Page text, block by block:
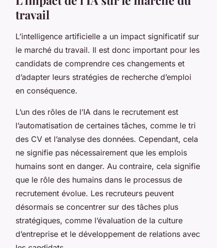
travail
L’intelligence artificielle a un impact significatif sur
le marché du travail. Il est donc important pour les
candidats de comprendre ces changements et
d’adapter leurs stratégies de recherche d’emploi
en conséquence.
L’un des rôles de l’IA dans le recrutement est
l’automatisation de certaines tâches, comme le tri
des CV et l’analyse des données. Cependant, cela
ne signifie pas nécessairement que les emplois
humains sont en danger. Au contraire, cela signifie
que le rôle des humains dans le processus de
recrutement évolue. Les recruteurs peuvent
désormais se concentrer sur des tâches plus
stratégiques, comme l’évaluation de la culture
d’entreprise et le développement de relations avec